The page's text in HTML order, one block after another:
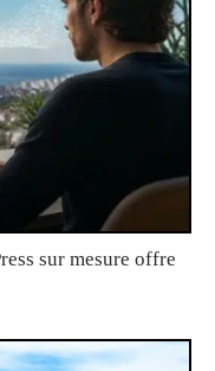
sur mesure offre